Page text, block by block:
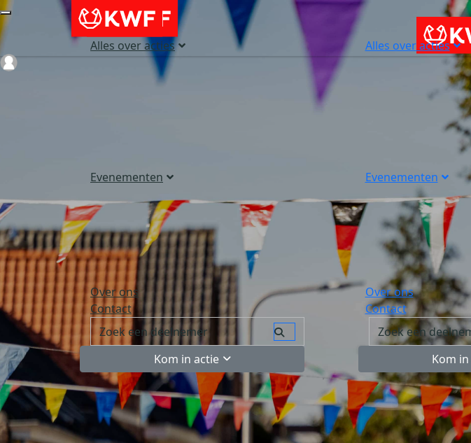
Alles over acties
Evenementen
Over ons
Contact
Kom in actie
Alles over acties
Evenementen
Over ons
Contact
Kom